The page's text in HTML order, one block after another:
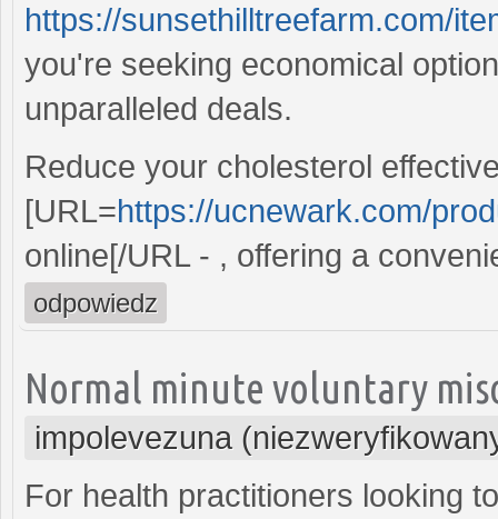
https://sunsethilltreefarm.com/
you're seeking economical
unparalleled deals.
Reduce your cholesterol
[URL=https://ucnewark.com/
online[/URL - , offering a
odpowiedz
Normal minute voluntary
impolevezuna
For health practitioners looking